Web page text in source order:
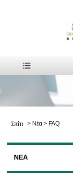
Σπίτι > Νέα > FAQ
ΝΈΑ